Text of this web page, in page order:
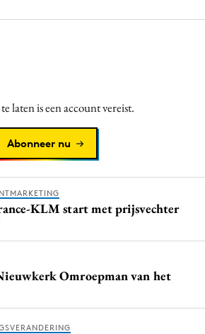
laten is een account vereist.
Abonneer nu
KLM start met prijsvechter
Omroepman van het